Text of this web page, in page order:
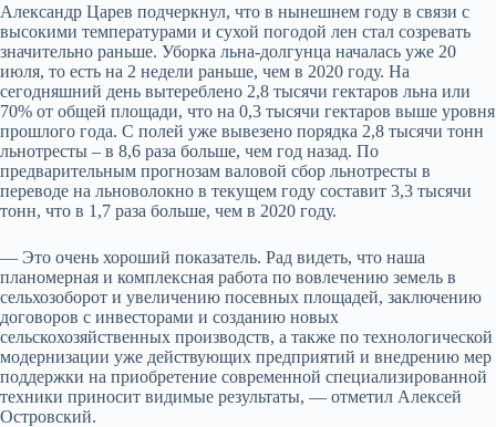
Александр Царев подчеркнул, что в нынешнем году в связи с
высокими температурами и сухой погодой лен стал созревать
значительно раньше. Уборка льна-долгунца началась уже 20
июля, то есть на 2 недели раньше, чем в 2020 году. На
сегодняшний день вытереблено 2,8 тысячи гектаров льна или
70% от общей площади, что на 0,3 тысячи гектаров выше уровня
прошлого года. С полей уже вывезено порядка 2,8 тысячи тонн
льнотресты – в 8,6 раза больше, чем год назад. По
предварительным прогнозам валовой сбор льнотресты в
переводе на льноволокно в текущем году составит 3,3 тысячи
тонн, что в 1,7 раза больше, чем в 2020 году.
— Это очень хороший показатель. Рад видеть, что наша
планомерная и комплексная работа по вовлечению земель в
сельхозоборот и увеличению посевных площадей, заключению
договоров с инвесторами и созданию новых
сельскохозяйственных производств, а также по технологической
модернизации уже действующих предприятий и внедрению мер
поддержки на приобретение современной специализированной
техники приносит видимые результаты, — отметил Алексей
Островский.